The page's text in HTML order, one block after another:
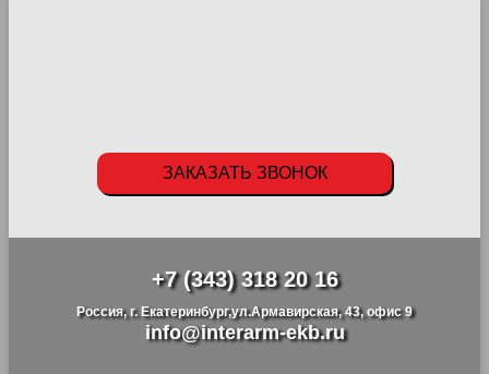
+7 (343) 318 20 16
Россия, г. Екатеринбург,ул.Армавирская, 43, офис 9
info@interarm-ekb.ru
ЗАКАЗАТЬ ЗВОНОК